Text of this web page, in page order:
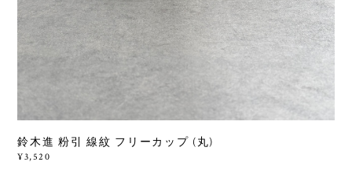
鈴木進 粉引 線紋 フリーカップ (丸)
¥3,520